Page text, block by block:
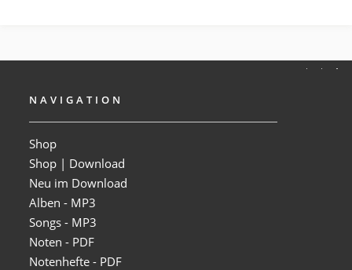
NAVIGATION
Shop
Shop | Download
Neu im Download
Alben - MP3
Songs - MP3
Noten - PDF
Notenhefte - PDF